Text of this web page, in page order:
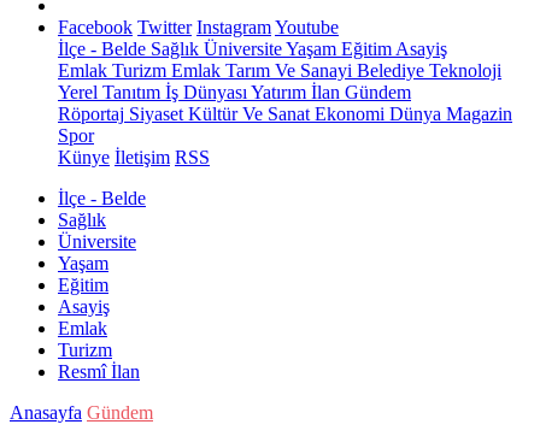
Facebook Twitter InstagramYoutube
İlçe - Belde Sağlık ÜniversiteYaşam Eğitim Asayiş
Emlak Turizm Emlak Tarım Ve Sanayi Belediye Teknoloji
Yerel Tanıtım İş Dünyası Yatırım İlan Gündem
Röportaj Siyaset Kültür Ve Sanat Ekonomi Dünya Magazin
Spor
Künye İletişim RSS
İlçe - Belde
Sağlık
Üniversite
Yaşam
Eğitim
Asayiş
Emlak
Turizm
Resmî İlan
Anasayfa Gündem